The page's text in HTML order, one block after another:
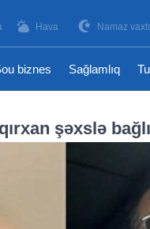
Hava Namaz vaxtı
biznes Sağlamlıq
şəxslə